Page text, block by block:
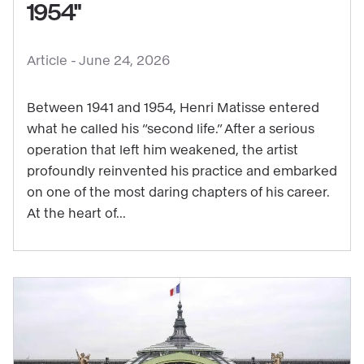
content
Jazz,
major
work
to
be
experienced
through
1941–
1954"
Article - June 24, 2026
Between 1941 and 1954, Henri Matisse entered
what he called his “second life.” After a serious
operation that left him weakened, the artist
profoundly reinvented his practice and embarked
on one of the most daring chapters of his career.
At the heart of...